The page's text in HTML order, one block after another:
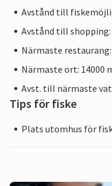
Avstånd till
Avstånd till shopping:
Närmaste restaurang:
Närmaste ort: 14000
Avst. till närmaste
Tips för fiske
Plats utomhus för